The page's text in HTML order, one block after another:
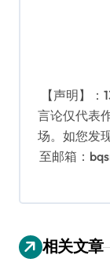
【声明】
言论仅代表
场。如您发
至邮箱：
相关文章